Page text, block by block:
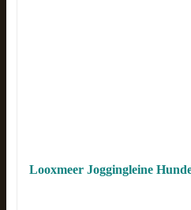
Looxmeer Joggingleine